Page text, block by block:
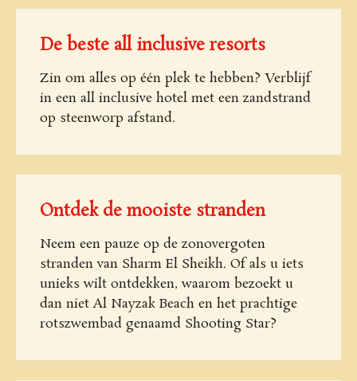
De beste all inclusive resorts
Zin om alles op één plek te hebben? Verblijf
in een all inclusive hotel met een zandstrand
op steenworp afstand.
Ontdek de mooiste stranden
Neem een pauze op de zonovergoten
stranden van Sharm El Sheikh. Of als u iets
unieks wilt ontdekken, waarom bezoekt u
dan niet Al Nayzak Beach en het prachtige
rotszwembad genaamd Shooting Star?